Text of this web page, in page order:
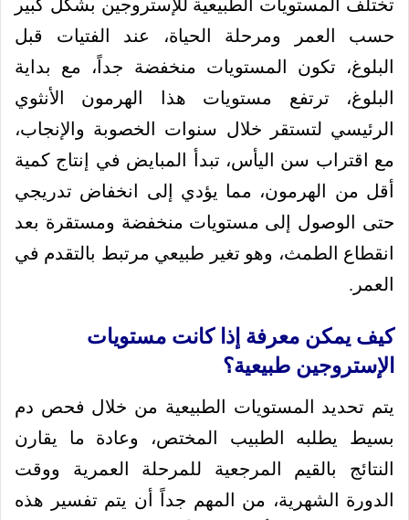
تختلف المستويات الطبيعية للإستروجين بشكل كبير
حسب العمر ومرحلة الحياة، عند الفتيات قبل
البلوغ، تكون المستويات منخفضة جداً، مع بداية
البلوغ، ترتفع مستويات هذا الهرمون الأنثوي
الرئيسي لتستقر خلال سنوات الخصوبة والإنجاب،
مع اقتراب سن اليأس، تبدأ المبايض في إنتاج كمية
أقل من الهرمون، مما يؤدي إلى انخفاض تدريجي
حتى الوصول إلى مستويات منخفضة ومستقرة بعد
انقطاع الطمث، وهو تغير طبيعي مرتبط بالتقدم في
العمر.
كيف يمكن معرفة إذا كانت مستويات
الإستروجين طبيعية؟
يتم تحديد المستويات الطبيعية من خلال فحص دم
بسيط يطلبه الطبيب المختص، وعادة ما يقارن
النتائج بالقيم المرجعية للمرحلة العمرية ووقت
الدورة الشهرية، من المهم جداً أن يتم تفسير هذه